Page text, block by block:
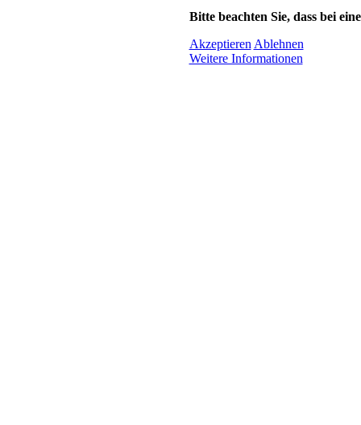
Bitte beachten Sie, dass bei
Akzeptieren Ablehnen
Weitere Informationen